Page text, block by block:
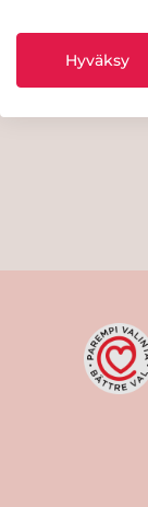
Hyväksy